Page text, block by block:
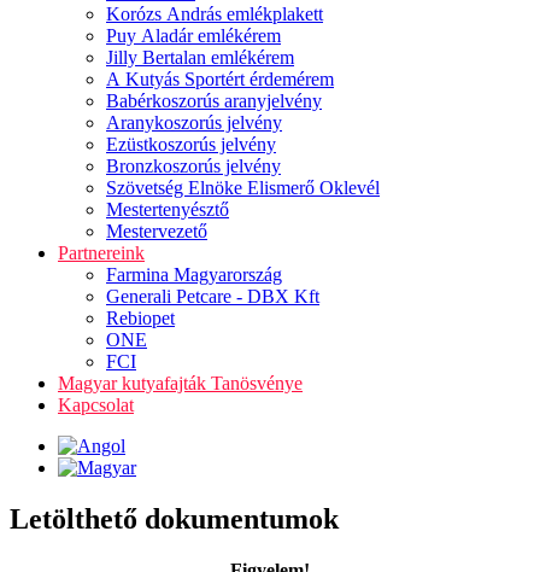
Korózs András emlékplakett
Puy Aladár emlékérem
Jilly Bertalan emlékérem
A Kutyás Sportért érdemérem
Babérkoszorús aranyjelvény
Aranykoszorús jelvény
Ezüstkoszorús jelvény
Bronzkoszorús jelvény
Szövetség Elnöke Elismerő Oklevél
Mestertenyésztő
Mestervezető
Partnereink
Farmina Magyarország
Generali Petcare - DBX Kft
Rebiopet
ONE
FCI
Magyar kutyafajták Tanösvénye
Kapcsolat
Letölthető dokumentumok